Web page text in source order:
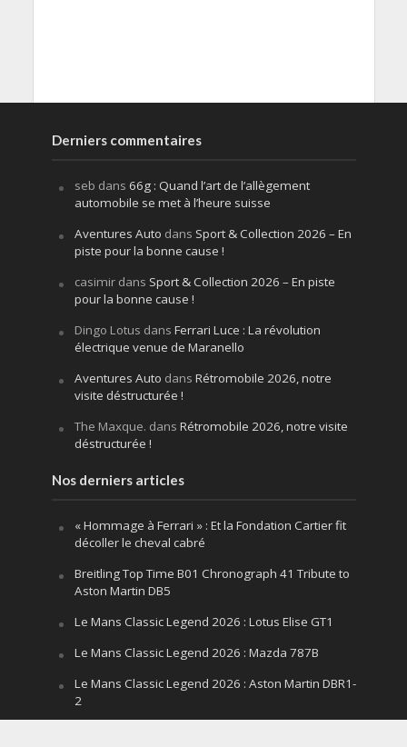
Derniers commentaires
seb dans 66g : Quand l’art de l’allègement
automobile se met à l’heure suisse
Aventures Auto dans Sport & Collection 2026 – En
piste pour la bonne cause !
casimirdans Sport & Collection 2026 – En piste
pour la bonne cause !
Dingo Lotus dans Ferrari Luce : La révolution
électrique venue de Maranello
Aventures Auto dans Rétromobile 2026, notre
visite déstructurée !
The Maxque. dans Rétromobile 2026, notre visite
déstructurée !
Nos derniers articles
« Hommage à Ferrari » : Et la Fondation Cartier fit
décoller le cheval cabré
Breitling Top Time B01 Chronograph 41 Tribute to
Aston Martin DB5
Le Mans Classic Legend 2026 : Lotus Elise GT1
Le Mans Classic Legend 2026 : Mazda 787B
Le Mans Classic Legend 2026 : Aston Martin DBR1-
2